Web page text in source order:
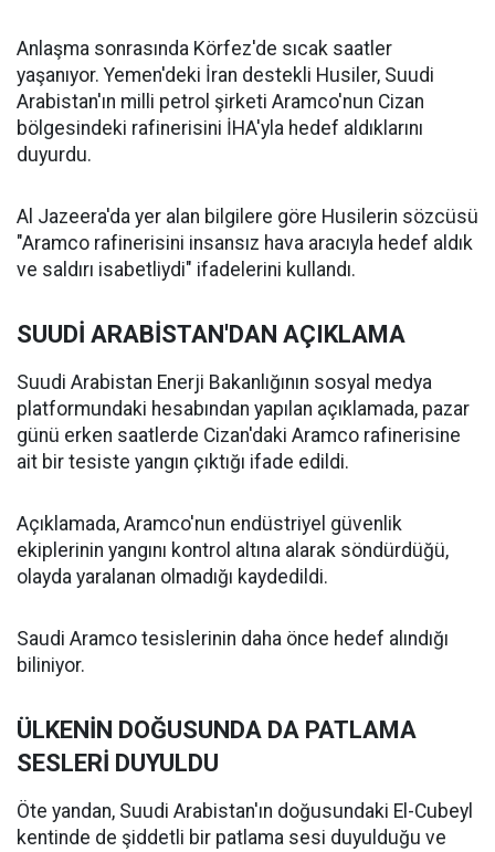
Anlaşma sonrasında Körfez'de sıcak saatler
yaşanıyor. Yemen'deki İran destekli Husiler, Suudi
Arabistan'ın milli petrol şirketi Aramco'nun Cizan
bölgesindeki rafinerisini İHA'yla hedef aldıklarını
duyurdu.
Al Jazeera'da yer alan bilgilere göre Husilerin sözcüsü
"Aramco rafinerisini insansız hava aracıyla hedef aldık
ve saldırı isabetliydi" ifadelerini kullandı.
SUUDİ ARABİSTAN'DAN AÇIKLAMA
Suudi Arabistan Enerji Bakanlığının sosyal medya
platformundaki hesabından yapılan açıklamada, pazar
günü erken saatlerde Cizan'daki Aramco rafinerisine
ait bir tesiste yangın çıktığı ifade edildi.
Açıklamada, Aramco'nun endüstriyel güvenlik
ekiplerinin yangını kontrol altına alarak söndürdüğü,
olayda yaralanan olmadığı kaydedildi.
Saudi Aramco tesislerinin daha önce hedef alındığı
biliniyor.
ÜLKENİN DOĞUSUNDA DA PATLAMA
SESLERİ DUYULDU
Öte yandan, Suudi Arabistan'ın doğusundaki El-Cubeyl
kentinde de şiddetli bir patlama sesi duyulduğu ve